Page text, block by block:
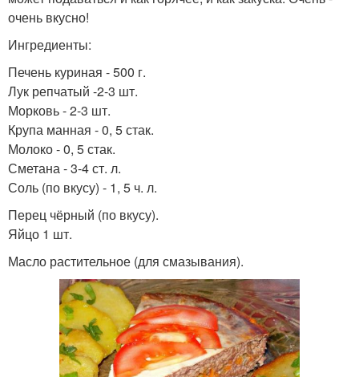
очень вкусно!
Ингредиенты:
Печень куриная - 500 г.
Лук репчатый -2-3 шт.
Морковь - 2-3 шт.
Крупа манная - 0, 5 стак.
Молоко - 0, 5 стак.
Сметана - 3-4 ст. л.
Соль (по вкусу) - 1, 5 ч. л.
Перец чёрный (по вкусу).
Яйцо 1 шт.
Масло растительное (для смазывания).